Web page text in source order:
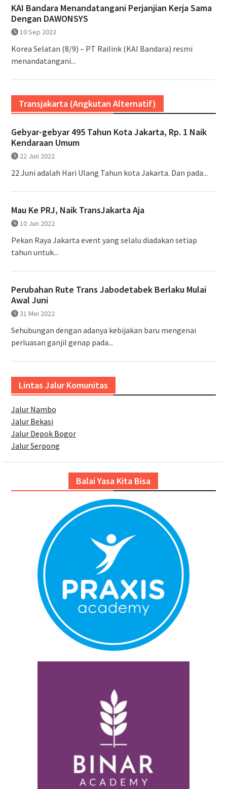
KAI Bandara Menandatangani Perjanjian Kerja Sama
Dengan DAWONSYS
10 Sep 2023
Korea Selatan (8/9) – PT Railink (KAI Bandara) resmi
menandatangani...
Transjakarta (Angkutan Alternatif)
Gebyar-gebyar 495 Tahun Kota Jakarta, Rp. 1 Naik
Kendaraan Umum
22 Jun 2022
22 Juni adalah Hari Ulang Tahun kota Jakarta. Dan pada...
Mau Ke PRJ, Naik TransJakarta Aja
10 Jun 2022
Pekan Raya Jakarta event yang selalu diadakan setiap
tahun untuk...
Perubahan Rute Trans Jabodetabek Berlaku Mulai
Awal Juni
31 Mei 2022
Sehubungan dengan adanya kebijakan baru mengenai
perluasan ganjil genap pada...
Lintas Jalur Komunitas
Jalur Nambo
Jalur Bekasi
Jalur Depok Bogor
Jalur Serpong
Balai Yasa Kita Bisa